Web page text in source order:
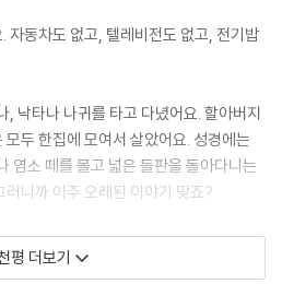
비와 안네게르트 푹스후버의 『어린이
』은 다른 어린이 성경과 비교할 때 다음
그려내고 있다
계를 최대한 충실하게 그려내고 있다. 성
한 그대로 드러나도록 하고 있다. 글은
자동차도 없고, 텔레비전도 없고, 전기밥
, 낙타나 나귀를 타고 다녔어요. 할아버지
두 한집에 모여서 살았어요. 성경에는
염소 떼를 몰고 넓은 들판을 돌아다니는
니까 아주 오래된 이야기 맞죠?
이기도 해요. 지금 우리가 보고, 듣고, 느
때문이죠. 기쁨과 슬픔, 행복과 고통 같은
평 더보기